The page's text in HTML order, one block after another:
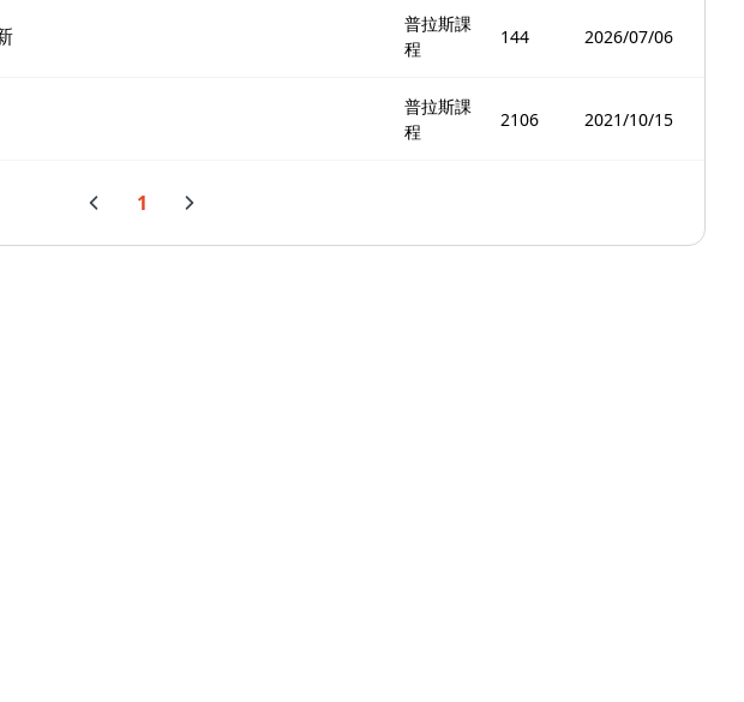
普拉斯課
程
144 2026/07/06
普拉斯課
程
2106 2021/10/15
1